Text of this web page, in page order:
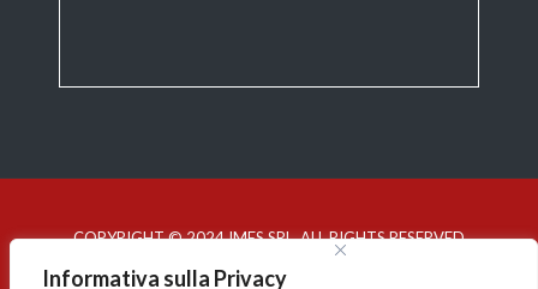
Informativa sulla Privacy
COPYRIGHT © 2024 IMES SRL. ALL RIGHTS RESERVED